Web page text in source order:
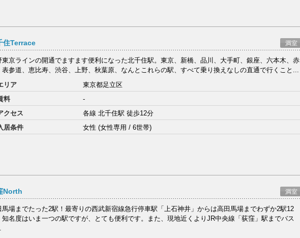
住Terrace 満室
東京ラインの開通でますます便利になった北千住駅。東京、新橋、品川、大手町、銀座、六本木、赤
表参道、恵比寿、渋谷、上野、秋葉原、なんとこれらの駅、すべて乗り換えなしの直通で行くこと...
リア
東京都足立区
料
-
クセス
各線 北千住駅 徒歩12分
居条件
女性 (女性専用 / 6世帯)
North 満室
馬場までたった2駅！最寄りの西武新宿線急行停車駅「上石神井」からは高田馬場までわずか2駅12
知名度はいま一つの駅ですが、とても便利です。また、現地近くよりJR中央線「荻窪」駅までバス